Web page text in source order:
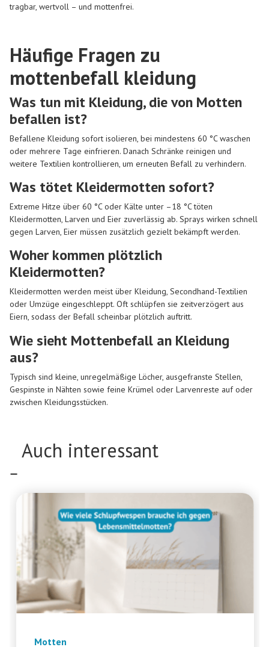
tragbar, wertvoll – und mottenfrei.
Häufige Fragen zu
mottenbefall kleidung
Was tun mit Kleidung, die von Motten
befallen ist?
Befallene Kleidung sofort isolieren, bei mindestens 60 °C waschen
oder mehrere Tage einfrieren. Danach Schränke reinigen und
weitere Textilien kontrollieren, um erneuten Befall zu verhindern.
Was tötet Kleidermotten sofort?
Extreme Hitze über 60 °C oder Kälte unter –18 °C töten
Kleidermotten, Larven und Eier zuverlässig ab. Sprays wirken schnell
gegen Larven, Eier müssen zusätzlich gezielt bekämpft werden.
Woher kommen plötzlich
Kleidermotten?
Kleidermotten werden meist über Kleidung, Secondhand-Textilien
oder Umzüge eingeschleppt. Oft schlüpfen sie zeitverzögert aus
Eiern, sodass der Befall scheinbar plötzlich auftritt.
Wie sieht Mottenbefall an Kleidung
aus?
Typisch sind kleine, unregelmäßige Löcher, ausgefranste Stellen,
Gespinste in Nähten sowie feine Krümel oder Larvenreste auf oder
zwischen Kleidungsstücken.
Auch interessant
Motten